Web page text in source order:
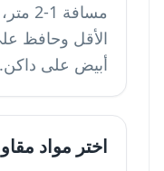
الأقل وحافظ
أبيض على داكن.
اختر مواد